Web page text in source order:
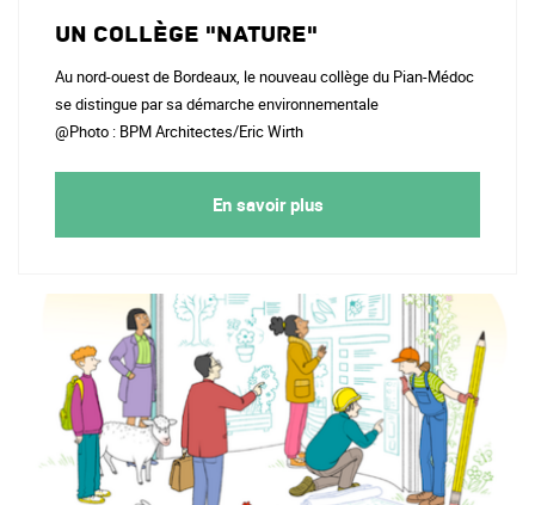
Un collège "nature"
Au nord-ouest de Bordeaux, le nouveau collège du Pian-Médoc
se distingue par sa démarche environnementale
@Photo : BPM Architectes/Eric Wirth
En savoir plus